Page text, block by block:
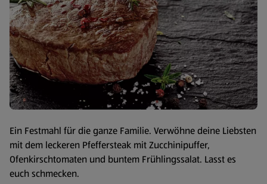
Ein Festmahl für die ganze Familie. Verwöhne deine Liebsten
mit dem leckeren Pfeffersteak mit Zucchinipuffer,
Ofenkirschtomaten und buntem Frühlingssalat. Lasst es
euch schmecken.